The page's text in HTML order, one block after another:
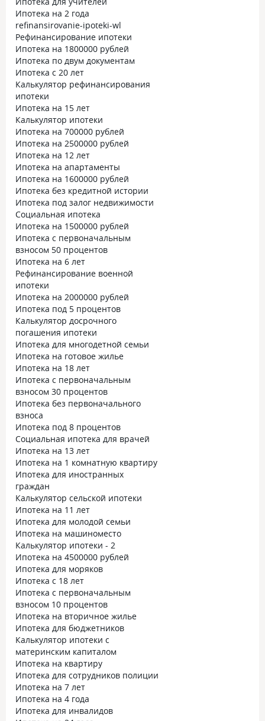
Ипотека на 2 года
refinansirovanie-ipoteki-wl
Рефинансирование ипотеки
Ипотека на 1800000 рублей
Ипотека по двум документам
Ипотека с 20 лет
Калькулятор рефинансирования
ипотеки
Ипотека на 15 лет
Калькулятор ипотеки
Ипотека на 700000 рублей
Ипотека на 2500000 рублей
Ипотека на 12 лет
Ипотека на апартаменты
Ипотека на 1600000 рублей
Ипотека без кредитной истории
Ипотека под залог недвижимости
Социальная ипотека
Ипотека на 1500000 рублей
Ипотека с первоначальным
взносом 50 процентов
Ипотека на 6 лет
Рефинансирование военной
ипотеки
Ипотека на 2000000 рублей
Ипотека под 5 процентов
Калькулятор досрочного
погашения ипотеки
Ипотека для многодетной семьи
Ипотека на готовое жилье
Ипотека на 18 лет
Ипотека с первоначальным
взносом 30 процентов
Ипотека без первоначального
взноса
Ипотека под 8 процентов
Социальная ипотека для врачей
Ипотека на 13 лет
Ипотека на 1 комнатную квартиру
Ипотека для иностранных
граждан
Калькулятор сельской ипотеки
Ипотека на 11 лет
Ипотека для молодой семьи
Ипотека на машиноместо
Калькулятор ипотеки - 2
Ипотека на 4500000 рублей
Ипотека для моряков
Ипотека с 18 лет
Ипотека с первоначальным
взносом 10 процентов
Ипотека на вторичное жилье
Ипотека для бюджетников
Калькулятор ипотеки с
материнским капиталом
Ипотека на квартиру
Ипотека для сотрудников полиции
Ипотека на 7 лет
Ипотека на 4 года
Ипотека для инвалидов